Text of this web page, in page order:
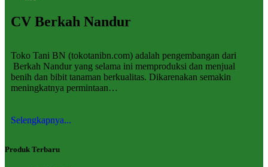
CV Berkah Nandur
Toko Tani BN (tokotanibn.com) adalah pengembangan dari
Berkah Nandur yang selama ini memproduksi dan menjual
benih dan bibit tanaman berkualitas. Dikarenakan semakin
meningkatnya permintaan…
Selengkapnya...
Produk Terbaru